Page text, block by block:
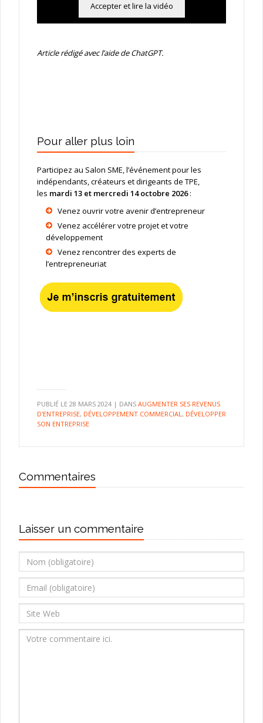
Accepter et lire la vidéo
Article rédigé avec l’aide de ChatGPT.
Pour aller plus loin
Participez au Salon SME, l’événement pour les
indépendants, créateurs et dirigeants de TPE,
les mardi 13 et mercredi 14 octobre 2026:
Venez ouvrir votre avenir d’entrepreneur
Venez accélérer votre projet et votre
développement
Venez rencontrer des experts de
l’entrepreneuriat
PUBLIÉ LE 28 MARS 2024| DANS AUGMENTER SES REVENUS
D'ENTREPRISE, DÉVELOPPEMENT COMMERCIAL, DÉVELOPPER
SON ENTREPRISE
Commentaires
Laisser un commentaire